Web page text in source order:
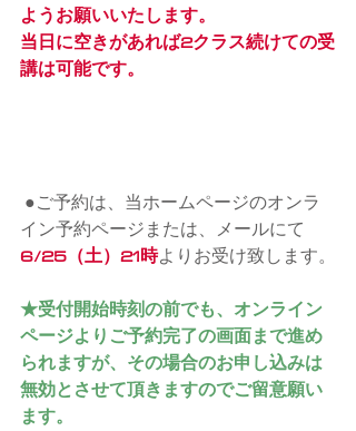
ようお願いいたします。
当日に空きがあれば2クラス続けての受
講は可能です。
●ご予約は、当ホームページのオンラ
イン予約ページまたは、メールにて
6/25（土）21時よりお受け致します。
★受付開始時刻の前でも、オンライン
ページよりご予約完了の画面まで進め
られますが、その場合のお申し込みは
無効とさせて頂きますのでご留意願い
ます。